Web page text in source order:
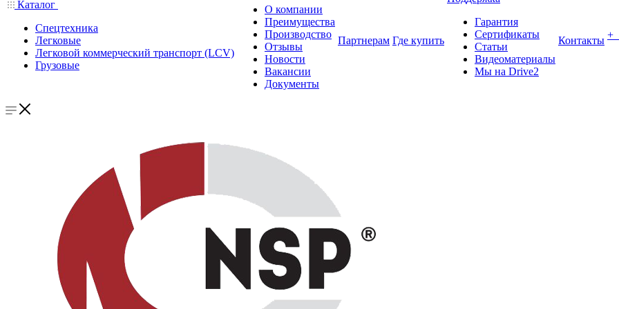
Каталог
Спецтехника
Легковые
Легковой коммерческий транспорт (LCV)
Грузовые
О компании
Преимущества
Производство
Отзывы
Новости
Вакансии
Документы
Партнерам Где купить
Гарантия
Сертификаты
Статьи
Видеоматериалы
Мы на Drive2
Контакты +